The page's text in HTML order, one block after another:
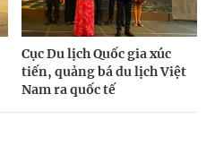
Cục Du lịch Quốc gia xúc
tiến, quảng bá du lịch Việt
Nam ra quốc tế